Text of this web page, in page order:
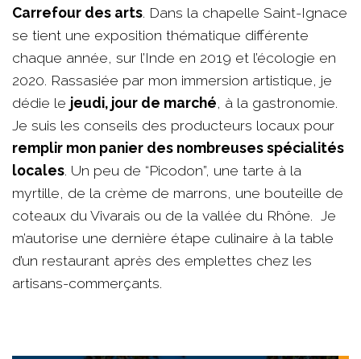
Carrefour des arts. Dans la chapelle Saint-Ignace
se tient une exposition thématique différente
chaque année, sur l’Inde en 2019 et l’écologie en
2020. Rassasiée par mon immersion artistique, je
dédie le jeudi, jour de marché, à la gastronomie.
Je suis les conseils des producteurs locaux pour
remplir mon panier des nombreuses spécialités
locales. Un peu de “Picodon”, une tarte à la
myrtille, de la crème de marrons, une bouteille de
coteaux du Vivarais ou de la vallée du Rhône. Je
m’autorise une dernière étape culinaire à la table
d’un restaurant après des emplettes chez les
artisans-commerçants.